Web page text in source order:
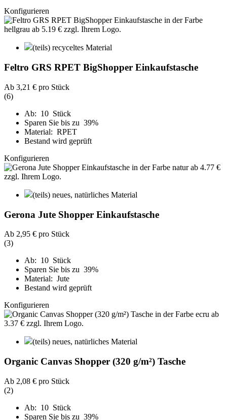
Konfigurieren
(teils) recyceltes Material
Feltro GRS RPET BigShopper Einkaufstasche
Ab 3,21 € pro Stück
(6)
Ab: 10 Stück
Sparen Sie bis zu 39%
Material: RPET
Bestand wird geprüft
Konfigurieren
(teils) neues, natürliches Material
Gerona Jute Shopper Einkaufstasche
Ab 2,95 € pro Stück
(3)
Ab: 10 Stück
Sparen Sie bis zu 39%
Material: Jute
Bestand wird geprüft
Konfigurieren
(teils) neues, natürliches Material
Organic Canvas Shopper (320 g/m²) Tasche
Ab 2,08 € pro Stück
(2)
Ab: 10 Stück
Sparen Sie bis zu 39%